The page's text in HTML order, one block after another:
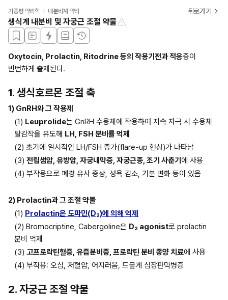
기종평 약리학 내분비계 약리 뒤로가기
생식계 내분비 및 자궁근 조절 약물
Oxytocin, Prolactin, Ritodrine 등의 작용기전과 적응증이
빈번하게 출제된다.
1. 생식호르몬 조절 축
1) GnRH와 그 작용제
(1) Leuprolide는 GnRH 수용체에 작용하여 지속 자극 시 수용체
탈감작을 유도해 LH, FSH 분비를 억제
(2) 초기에 일시적인 LH/FSH 증가(flare-up 현상)가 나타남
(3) 전립샘암, 유방암, 자궁내막증, 자궁근종, 조기 사춘기 에 사용
(4) 부작용으로 폐경 유사 증상, 성욕 감소, 기분 변화 등이 있음
2) Prolactin과 그 조절 약물
(1) Prolactin은 도파민(D₂)에 의해 억제
(2) Bromocriptine, Cabergoline은 D₂ agonist로 prolactin
분비 억제
(3) 고프로락틴혈증, 유즙분비증, 프로락틴 분비 종양 치료에 사용
(4) 부작용: 오심, 저혈압, 어지러움, 드물게 심장판막병증
2. 자궁근 조절 약물